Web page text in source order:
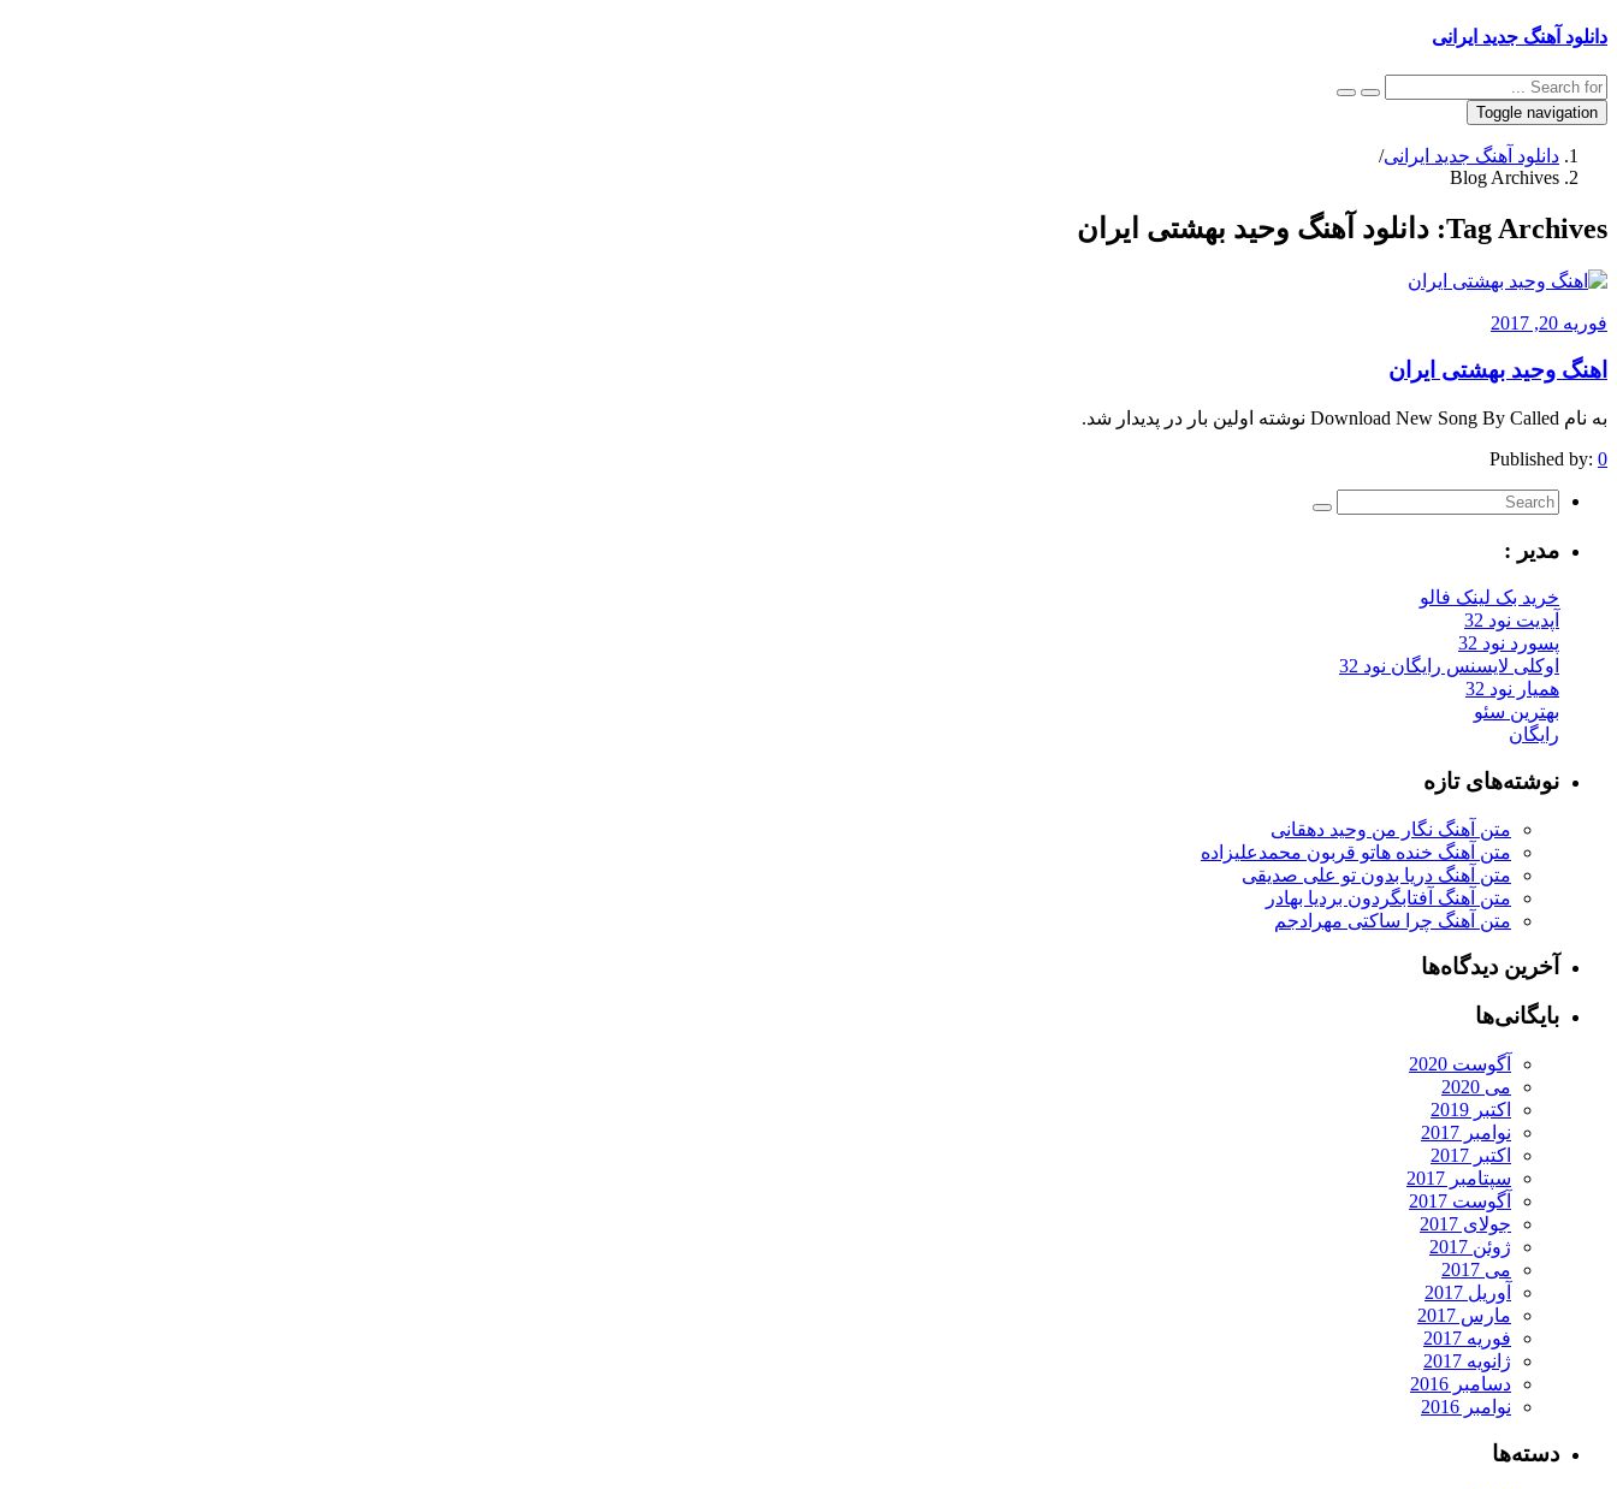
دانلود آهنگ جدید ایرانی
Toggle navigation
دانلود آهنگ جدید ایرانی/
Blog Archives
Tag Archives: دانلود آهنگ وحید بهشتی ایران
فوریه 20, 2017
اهنگ وحید بهشتی ایران
به نام Download New Song By Called نوشته اولین بار در پدیدار شد.
Published by: 0
مدیر :
خرید بک لینک فالو
آپدیت نود 32
پسورد نود 32
اوکلی لایسنس رایگان نود 32
همیار نود 32
بهترین سئو
رایگان
نوشته‌های تازه
متن آهنگ نگار من وحید دهقانی
متن آهنگ خنده هاتو قربون محمدعلیزاده
متن آهنگ دریا بدون تو علی صدیقی
متن آهنگ آفتابگردون بردیا بهادر
متن آهنگ چرا ساکتی مهرادجم
آخرین دیدگاه‌ها
بایگانی‌ها
آگوست 2020
می 2020
اکتبر 2019
نوامبر 2017
اکتبر 2017
سپتامبر 2017
آگوست 2017
جولای 2017
ژوئن 2017
می 2017
آوریل 2017
مارس 2017
فوریه 2017
ژانویه 2017
دسامبر 2016
نوامبر 2016
دسته‌ها